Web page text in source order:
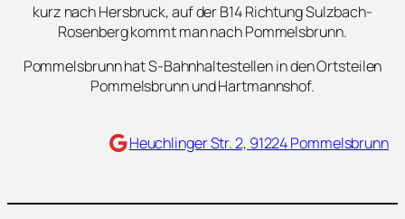
kurz nach Hersbruck, auf der B14 Richtung Sulzbach-
Rosenberg kommt man nach Pommelsbrunn.
Pommelsbrunn hat S-Bahnhaltestellen in den Ortsteilen
Pommelsbrunn und Hartmannshof.
Maps Heuchlinger Str. 2, 91224 Pommelsbrunn